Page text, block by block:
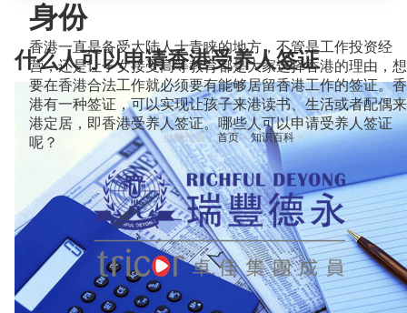
当前位置：首页>知识百科>
身份
香港一直是备受大陆人士青睐的地方，不管是工作投资经
营，还是让子女接受高等教育都是大家选择香港的理由，想
要在香港合法工作就必须要有能够居留香港工作的签证。香
港有一种签证，可以实现让孩子来港读书、生活或者配偶来
港定居，即香港受养人签证。哪些人可以申请受养人签证
呢？
什么人可以申请香港受养人签证